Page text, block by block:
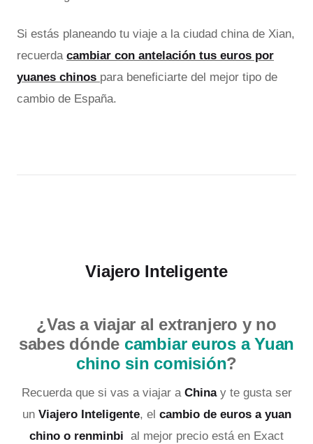
Si estás planeando tu viaje a la ciudad china de Xian,
recuerda cambiar con antelación tus euros por
yuanes chinos para beneficiarte del mejor tipo de
cambio de España.
Viajero Inteligente
¿Vas a viajar al extranjero y no
sabes dónde cambiar euros a Yuan
chino sin comisión?
Recuerda que si vas a viajar a China y te gusta ser
un Viajero Inteligente, el cambio de euros a yuan
chino o renminbi al mejor precio está en Exact